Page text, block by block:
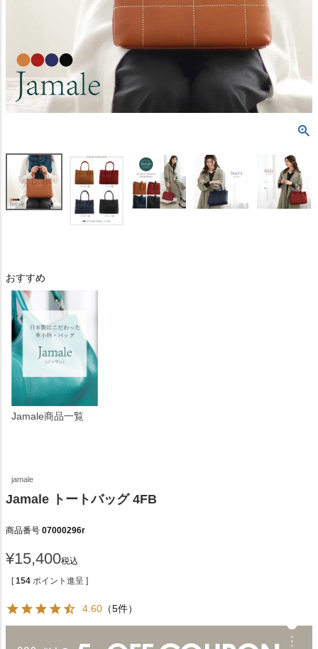
おすすめ
Jamale商品一覧
jamale
Jamale トートバッグ 4FB
商品番号 07000296r
¥15,400税込
[ 154 ポイント進呈 ]
4.60 （5件）